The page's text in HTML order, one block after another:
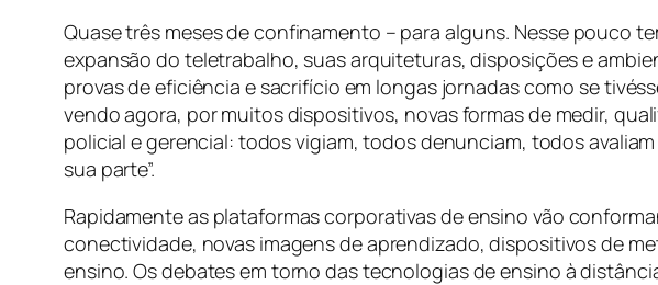
Quase três meses de confinamento – para alguns. Nesse pouco
expansão do teletrabalho, suas arquiteturas, disposições e
provas de eficiência e sacrifício em longas jornadas como se
vendo agora, por muitos dispositivos, novas formas de medir,
policial e gerencial: todos vigiam, todos denunciam, todos
sua parte”.
Rapidamente as plataformas corporativas de ensino vão
conectividade, novas imagens de aprendizado, dispositivos de
ensino. Os debates em torno das tecnologias de ensino à